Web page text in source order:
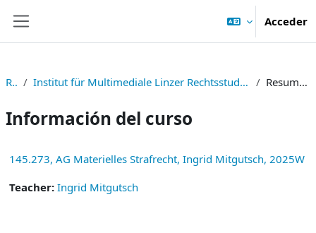
Acceder
RE Institut für Multimediale Linzer Rechtsstudien Resumen
Información del curso
145.273, AG Materielles Strafrecht, Ingrid Mitgutsch, 2025W
Teacher: Ingrid Mitgutsch